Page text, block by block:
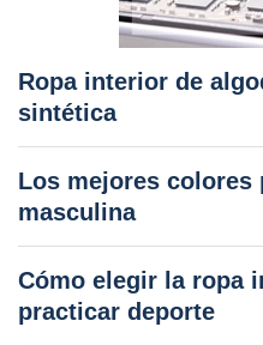
Ropa interior de
sintética
Los mejores colores
masculina
Cómo elegir la ropa
practicar deporte